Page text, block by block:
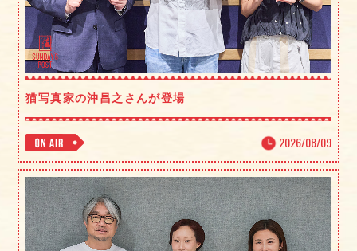
猫写真家の沖昌之さんが登場
2026/08/09